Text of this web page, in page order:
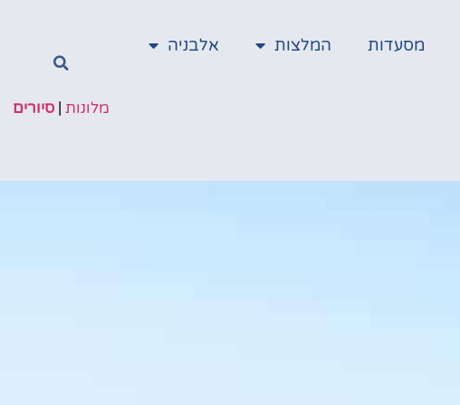
מסעדות המלצות אלבניה
מלונות |סיורים